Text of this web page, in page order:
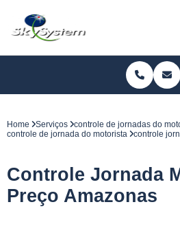
Home Serviços
controle de jornadas do
controle de jornada do motorista
controle
Controle Jornada
Preço Amazonas